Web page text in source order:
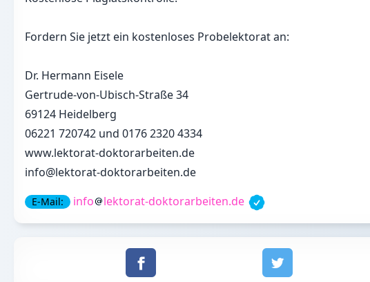
Fordern Sie jetzt ein kostenloses Probelektorat an:
Dr. Hermann Eisele
Gertrude-von-Ubisch-Straße 34
69124 Heidelberg
06221 720742 und 0176 2320 4334
www.lektorat-doktorarbeiten.de
info@lektorat-doktorarbeiten.de
E-Mail: info lektorat-doktorarbeiten.de